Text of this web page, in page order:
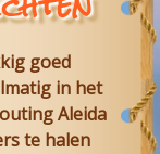
goed
in het
Aleida
te halen